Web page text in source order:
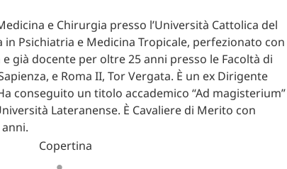
e Chirurgia presso l’Università Cattolica del
in Psichiatria e Medicina Tropicale, perfezionato con
già docente per oltre 25 anni presso le Facoltà di
e Roma II, Tor Vergata. È un ex Dirigente
conseguito un titolo accademico “Ad magisterium”
Lateranense. È Cavaliere di Merito con